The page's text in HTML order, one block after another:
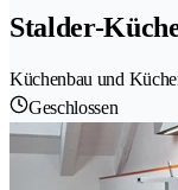
Stalder-
Küchenbau und
Geschlossen